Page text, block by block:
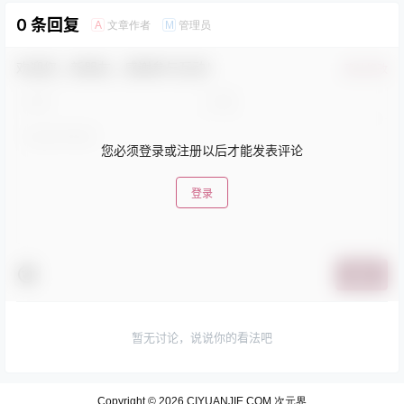
0 条回复 A 文章作者 M 管理员
您必须登录或注册以后才能发表评论
登录
暂无讨论，说说你的看法吧
Copyright © 2026 CIYUANJIE.COM 次元界